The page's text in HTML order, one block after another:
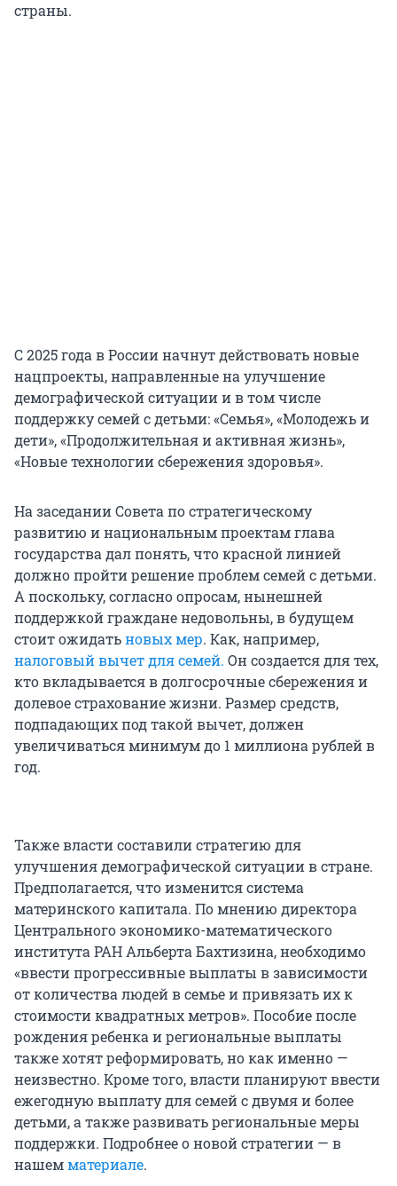
страны.
С 2025 года в России начнут действовать новые
нацпроекты, направленные на улучшение
демографической ситуации и в том числе
поддержку семей с детьми: «Семья», «Молодежь и
дети», «Продолжительная и активная жизнь»,
«Новые технологии сбережения здоровья».
На заседании Совета по стратегическому
развитию и национальным проектам глава
государства дал понять, что красной линией
должно пройти решение проблем семей с детьми.
А поскольку, согласно опросам, нынешней
поддержкой граждане недовольны, в будущем
стоит ожидатьновых мер. Как, например,
налоговый вычет для семей. Он создается для тех,
кто вкладывается в долгосрочные сбережения и
долевое страхование жизни. Размер средств,
подпадающих под такой вычет, должен
увеличиваться минимум до 1 миллиона рублей в
год.
Также власти составили стратегию для
улучшения демографической ситуации в стране.
Предполагается, что изменится система
материнского капитала. По мнению директора
Центрального экономико-математического
института РАН Альберта Бахтизина, необходимо
«ввести прогрессивные выплаты в зависимости
от количества людей в семье и привязать их к
стоимости квадратных метров». Пособие после
рождения ребенка и региональные выплаты
также хотят реформировать, но как именно —
неизвестно. Кроме того, власти планируют ввести
ежегодную выплату для семей с двумя и более
детьми, а также развивать региональные меры
поддержки. Подробнее о новой стратегии — в
нашемматериале.